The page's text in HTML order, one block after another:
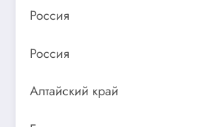
Россия
Россия
Алтайский край